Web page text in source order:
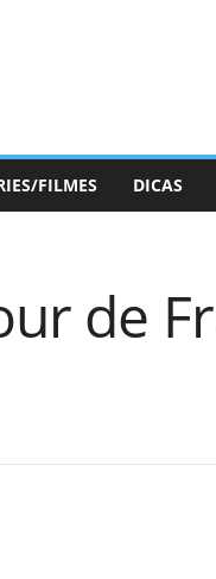
FILMES DICAS
de